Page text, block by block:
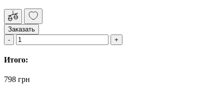
Заказать
Итого:
798 грн